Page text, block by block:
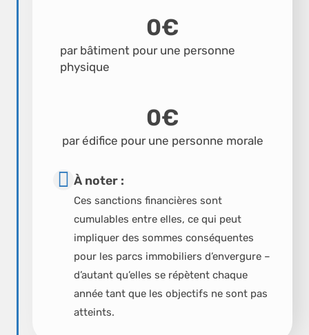
par bâtiment pour une personne
physique
0€
par édifice pour une personne morale
0€
À noter :
Ces sanctions financières sont
cumulables entre elles, ce qui peut
impliquer des sommes conséquentes
pour les parcs immobiliers d’envergure –
d’autant qu’elles se répètent chaque
année tant que les objectifs ne sont pas
atteints.